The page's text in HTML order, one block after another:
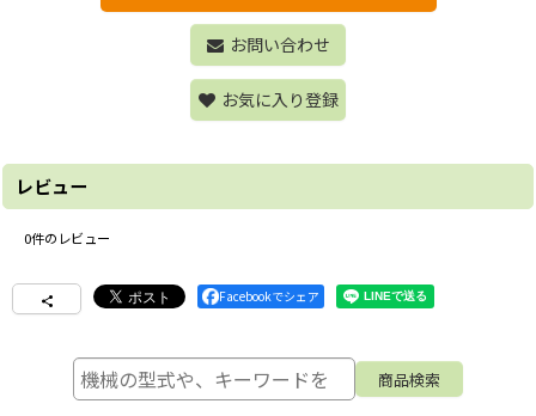
お問い合わせ
お気に入り登録
レビュー
0件のレビュー
Facebookでシェア